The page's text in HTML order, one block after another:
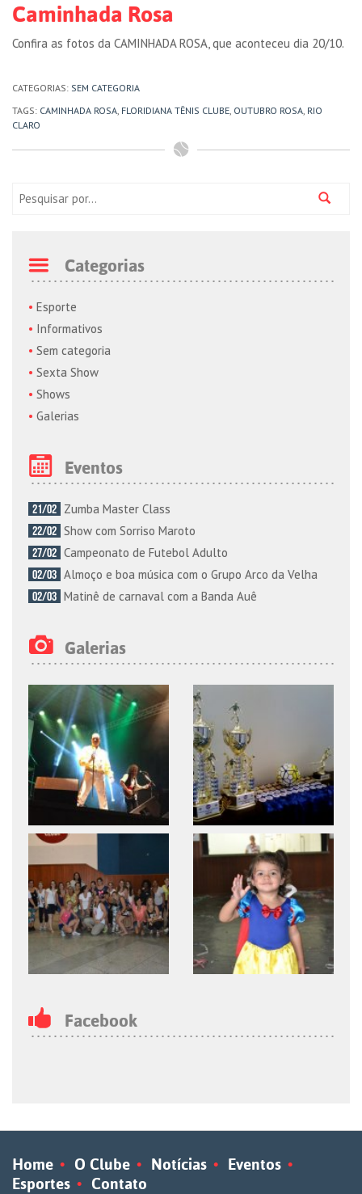
Caminhada Rosa
Confira as fotos da CAMINHADA ROSA, que aconteceu dia 20/10.
CATEGORIAS: SEM CATEGORIA
TAGS: CAMINHADA ROSA FLORIDIANA TÊNIS CLUBE OUTUBRO ROSA RIO
CLARO
Pesquisa:
Categorias
Esporte
Informativos
Sem categoria
Sexta Show
Shows
Galerias
Eventos
21/02 Zumba Master Class
22/02 Show com Sorriso Maroto
27/02 Campeonato de Futebol Adulto
02/03 Almoço e boa música com o Grupo Arco da Velha
02/03 Matinê de carnaval com a Banda Auê
Galerias
Facebook
Home O Clube Notícias
Eventos
Esportes
Contato